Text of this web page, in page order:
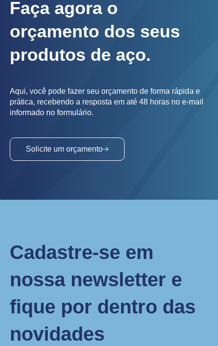
Faça agora o
orçamento dos seus
produtos de aço.
Aqui, você pode fazer seu orçamento de forma rápida e
prática, recebendo a resposta em até 48 horas no e-mail
informado no formulário.
Solicite um orçamento
Cadastre-se em
nossa newsletter e
fique por dentro das
novidades